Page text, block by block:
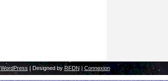
WordPress | Designed byRFDN | Connexion